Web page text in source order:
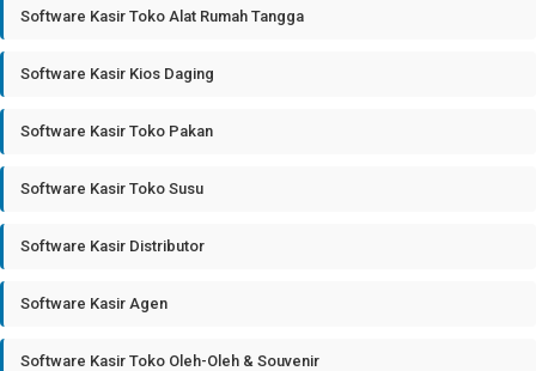
Software Kasir Toko Alat Rumah Tangga
Software Kasir Kios Daging
Software Kasir Toko Pakan
Software Kasir Toko Susu
Software Kasir Distributor
Software Kasir Agen
Software Kasir Toko Oleh-Oleh & Souvenir